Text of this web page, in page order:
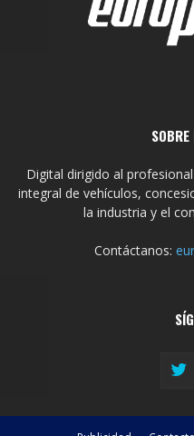
Digital dirigido al
integral de vehículos,
la industria y el
Contáctanos: